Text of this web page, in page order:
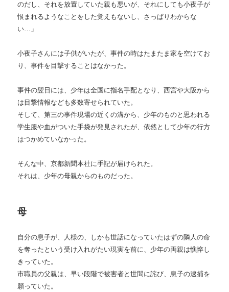
のだし、それを放置していた親も悪いが、それにしても小夜子が
恨まれるようなことをした覚えもないし、さっぱりわからな
い…」
小夜子さんには子供がいたが、事件の時はたまたま家を空けてお
り、事件を目撃することはなかった。
事件の翌日には、少年は全国に指名手配となり、西宮や大阪から
は目撃情報なども多数寄せられていた。
そして、第三の事件現場の近くの溝から、少年のものと思われる
学生服や血がついた手袋が発見されたが、依然として少年の行方
はつかめていなかった。
そんな中、京都新聞本社に手記が届けられた。
それは、少年の母親からのものだった。
母
自分の息子が、人様の、しかも世話になっていたはずの隣人の命
を奪ったという受け入れがたい現実を前に、少年の両親は憔悴し
きっていた。
市職員の父親は、早い段階で被害者と世間に詫び、息子の逮捕を
願っていた。